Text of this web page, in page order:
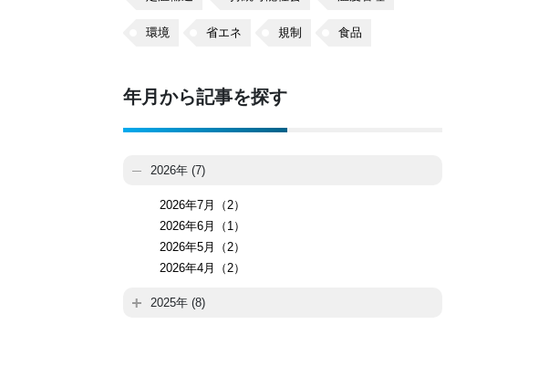
環境 省エネ 規制 食品
年月から記事を探す
2026年 (7)
2026年7月（2）
2026年6月（1）
2026年5月（2）
2026年4月（2）
2025年 (8)